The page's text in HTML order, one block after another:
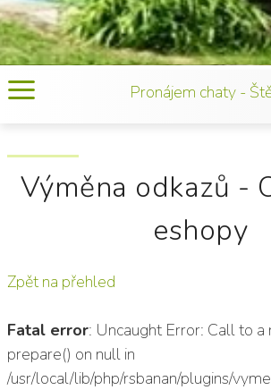
Pronájem chaty -
Výměna odkazů -
eshopy
Zpět na přehled
Fatal error: Uncaught Error: Call to
prepare() on null in
/usr/local/lib/php/rsbanan/plugins/